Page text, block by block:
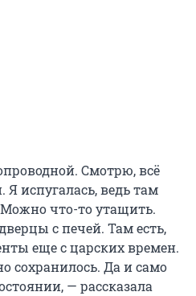
Смотрю, всё
Я испугалась, ведь там
что-то утащить.
с печей. Там есть,
еще с царских времен.
сохранилось. Да и само
— рассказала